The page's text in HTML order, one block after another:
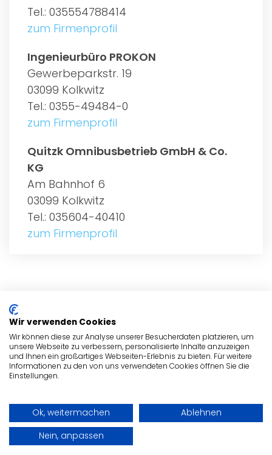
Tel.: 035554788414
zum Firmenprofil
Ingenieurbüro PROKON
Gewerbeparkstr. 19
03099 Kolkwitz
Tel.: 0355-49484-0
zum Firmenprofil
Quitzk Omnibusbetrieb GmbH & Co.
KG
Am Bahnhof 6
03099 Kolkwitz
Tel.: 035604-40410
zum Firmenprofil
ALLGEMEIN
BRANCHEN
BRANCHEN
© Copyright Lausitz-Suche.de 2026
Wir verwenden Cookies
Wir können diese zur Analyse unserer Besucherdaten platzieren, um
unsere Webseite zu verbessern, personalisierte Inhalte anzuzeigen
und Ihnen ein großartiges Webseiten-Erlebnis zu bieten. Für weitere
Informationen zu den von uns verwendeten Cookies öffnen Sie die
Einstellungen.
Ok, weitermachen
Ablehnen
Nein, anpassen